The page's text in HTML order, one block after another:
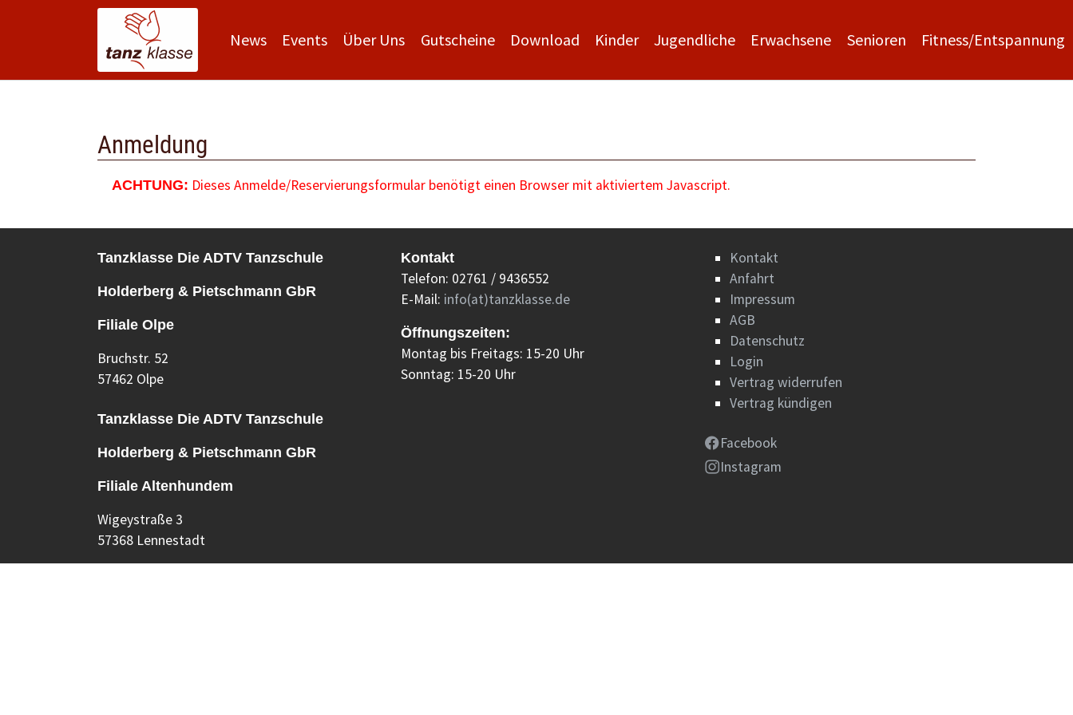
News Events Über Uns Gutscheine Download Kinder Jugendliche Erwachsene Senioren Fitness/Entspannung
Anmeldung
ACHTUNG: Dieses Anmelde/Reservierungsformular benötigt einen Browser mit aktiviertem Javascript.
Tanzklasse Die ADTV Tanzschule
Holderberg & Pietschmann GbR
Filiale Olpe
Bruchstr. 52
57462 Olpe
Tanzklasse Die ADTV Tanzschule
Holderberg & Pietschmann GbR
Filiale Altenhundem
Wigeystraße 3
57368 Lennestadt
Kontakt
Telefon: 02761 / 9436552
E-Mail: info(at)tanzklasse.de
Öffnungszeiten:
Montag bis Freitags: 15-20 Uhr
Sonntag: 15-20 Uhr
Kontakt
Anfahrt
Impressum
AGB
Datenschutz
Login
Vertrag widerrufen
Vertrag kündigen
Facebook
Instagram